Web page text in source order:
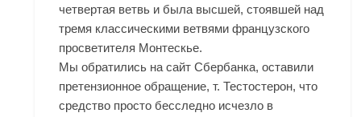
четвертая ветвь и была высшей, стоявшей над
тремя классическими ветвями французского
просветителя Монтескье.
Мы обратились на сайт Сбербанка, оставили
претензионное обращение, т. Тестостерон, что
средство просто бесследно исчезло в